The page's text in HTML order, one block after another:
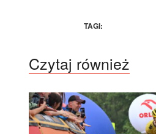
TAGI:
Czytaj również